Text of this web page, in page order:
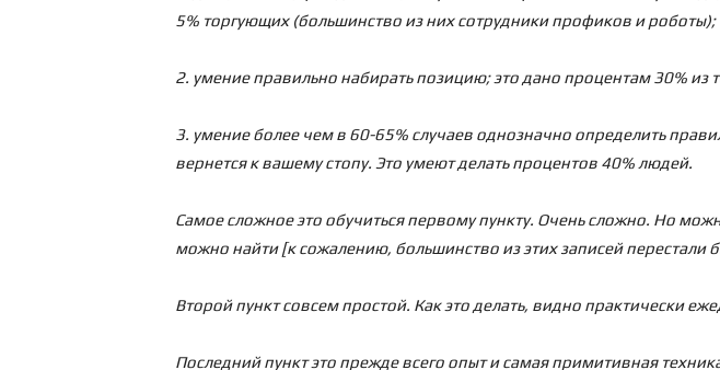
5% торгующих (большинство из них сотрудники профиков и роботы);
2. умение правильно набирать позицию; это дано процентам 30% из
3. умение более чем в 60-65% случаев однозначно определить
вернется к вашему стопу. Это умеют делать процентов 40% людей.
Самое сложное это обучиться первому пункту. Очень сложно. Но
можно найти [к сожалению, большинство из этих записей перестали
Второй пункт совсем простой. Как это делать, видно практически
Последний пункт это прежде всего опыт и самая примитивная